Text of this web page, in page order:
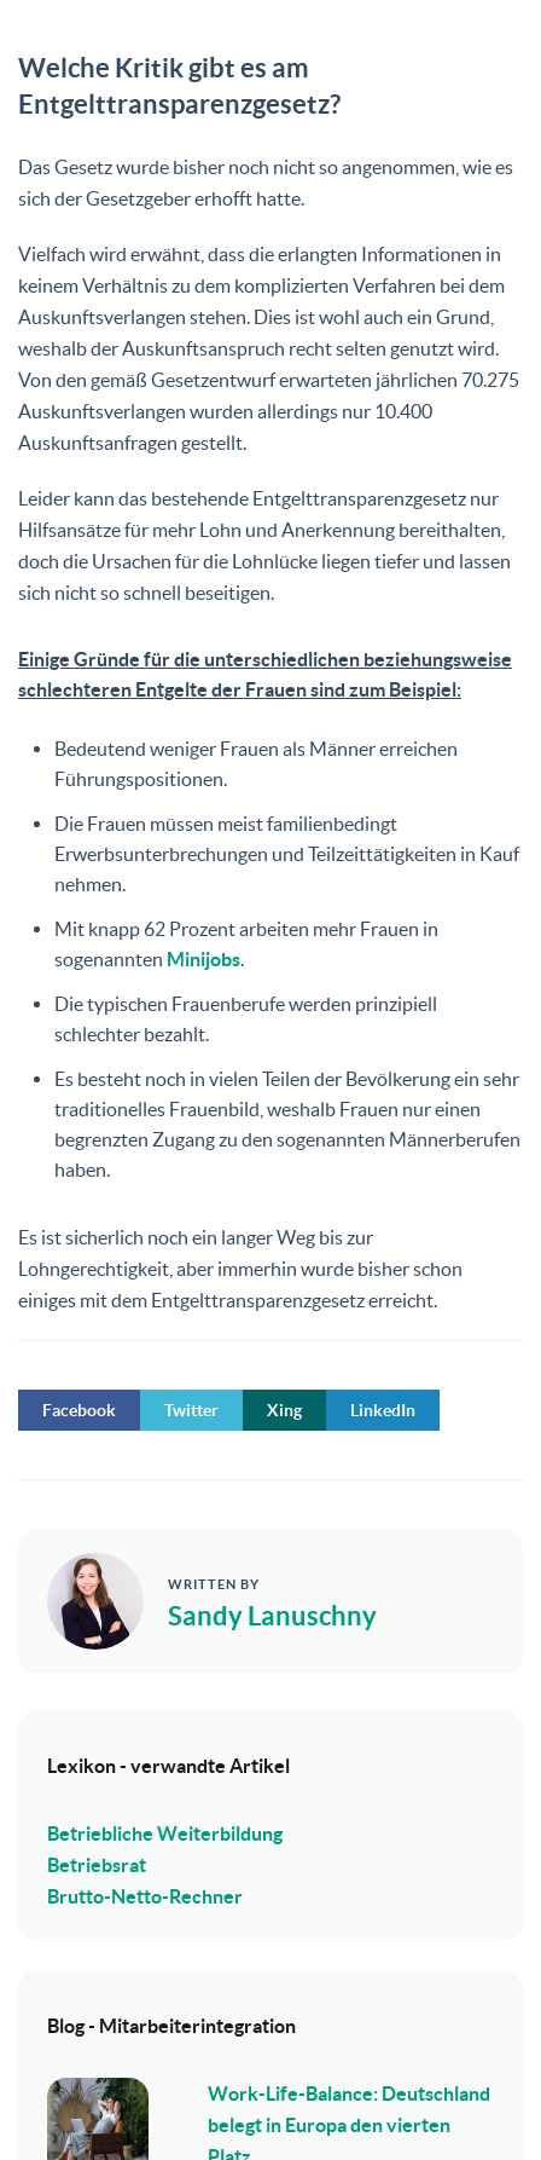
Welche Kritik gibt es am
Entgelttransparenzgesetz?
Das Gesetz wurde bisher noch nicht so angenommen, wie es
sich der Gesetzgeber erhofft hatte.
Vielfach wird erwähnt, dass die erlangten Informationen in
keinem Verhältnis zu dem komplizierten Verfahren bei dem
Auskunftsverlangen stehen. Dies ist wohl auch ein Grund,
weshalb der Auskunftsanspruch recht selten genutzt wird.
Von den gemäß Gesetzentwurf erwarteten jährlichen 70.275
Auskunftsverlangen wurden allerdings nur 10.400
Auskunftsanfragen gestellt.
Leider kann das bestehende Entgelttransparenzgesetz nur
Hilfsansätze für mehr Lohn und Anerkennung bereithalten,
doch die Ursachen für die Lohnlücke liegen tiefer und lassen
sich nicht so schnell beseitigen.
Einige Gründe für die unterschiedlichen beziehungsweise
schlechteren Entgelte der Frauen sind zum Beispiel:
Bedeutend weniger Frauen als Männer erreichen
Führungspositionen.
Die Frauen müssen meist familienbedingt
Erwerbsunterbrechungen und Teilzeittätigkeiten in Kauf
nehmen.
Mit knapp 62 Prozent arbeiten mehr Frauen in
sogenannten Minijobs.
Die typischen Frauenberufe werden prinzipiell
schlechter bezahlt.
Es besteht noch in vielen Teilen der Bevölkerung ein sehr
traditionelles Frauenbild, weshalb Frauen nur einen
begrenzten Zugang zu den sogenannten Männerberufen
haben.
Es ist sicherlich noch ein langer Weg bis zur
Lohngerechtigkeit, aber immerhin wurde bisher schon
einiges mit dem Entgelttransparenzgesetz erreicht.
Facebook Twitter Xing LinkedIn
WRITTEN BY
Sandy Lanuschny
Lexikon - verwandte Artikel
Betriebliche Weiterbildung
Betriebsrat
Brutto-Netto-Rechner
Blog - Mitarbeiterintegration
Work-Life-Balance: Deutschland
belegt in Europa den vierten